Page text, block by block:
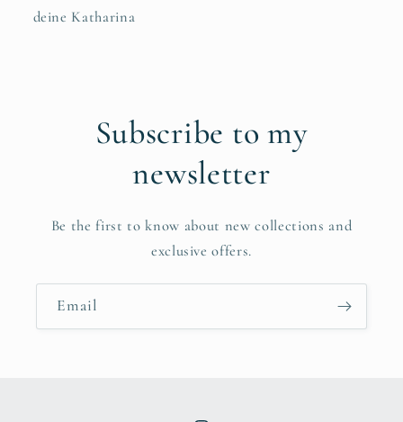
deine Katharina
Subscribe to my
newsletter
Be the first to know about new collections and
exclusive offers.
Email